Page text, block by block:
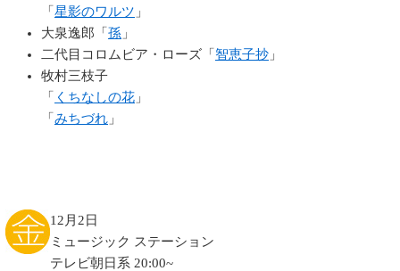
「 星影のワルツ 」
大泉逸郎「 孫 」
二代目コロムビア・ローズ「 智恵子抄 」
牧村三枝子
「 くちなしの花 」
「 みちづれ 」
12月2日
ミュージック ステーション
テレビ朝日系 20:00~